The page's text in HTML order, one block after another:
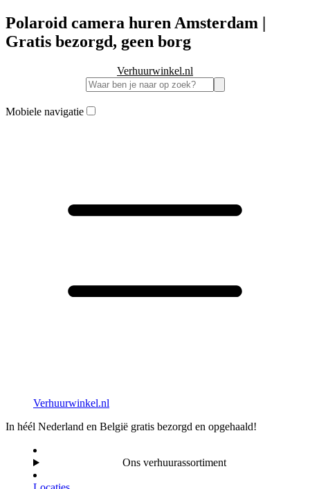
Polaroid camera huren Amsterdam |
Gratis bezorgd, geen borg
Verhuurwinkel.nl
Mobiele navigatie
Verhuurwinkel.nl
In héél Nederland en België gratis bezorgd en opgehaald!
Ons verhuurassortiment